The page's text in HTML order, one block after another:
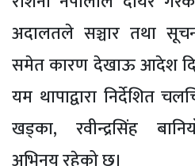
अदालतले सञ्चार तथा
समेत कारण देखाऊ आदेश
यम थापाद्वारा निर्देशित
खड्का, रवीन्द्रसिंह